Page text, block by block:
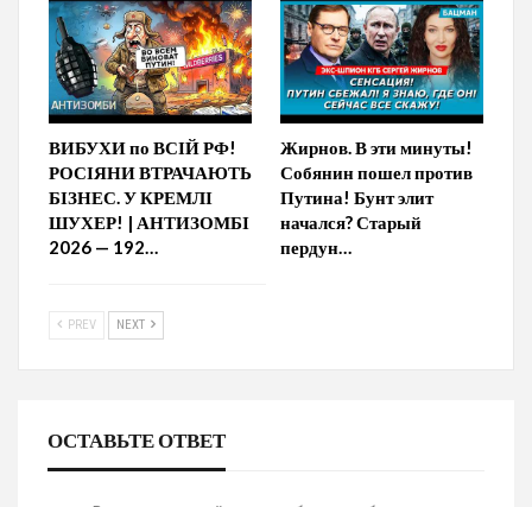
ВИБУХИ по ВСІЙ РФ!
РОСІЯНИ ВТРАЧАЮТЬ
БІЗНЕС. У КРЕМЛІ
ШУХЕР! | АНТИЗОМБІ
2026 — 192…
Жирнов. В эти минуты!
Собянин пошел против
Путина! Бунт элит
начался? Старый
пердун…
PREV NEXT
ОСТАВЬТЕ ОТВЕТ